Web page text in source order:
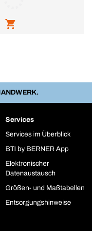
Services
Services im Überblick
BTI by BERNER App
Elektronischer
Datenaustausch
Größen- und Maßtabellen
Entsorgungshinweise